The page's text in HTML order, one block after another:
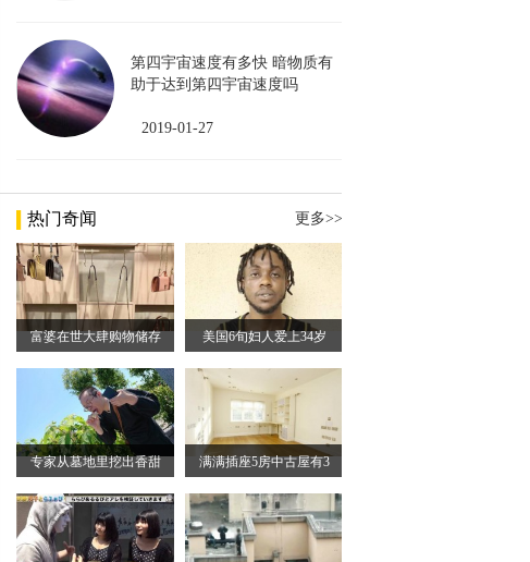
第四宇宙速度有多快 暗物质有
助于达到第四宇宙速度吗
2019-01-27
热门奇闻 更多>>
富婆在世大肆购物储存 美国6旬妇人爱上34岁
专家从墓地里挖出香甜 满满插座5房中古屋有3